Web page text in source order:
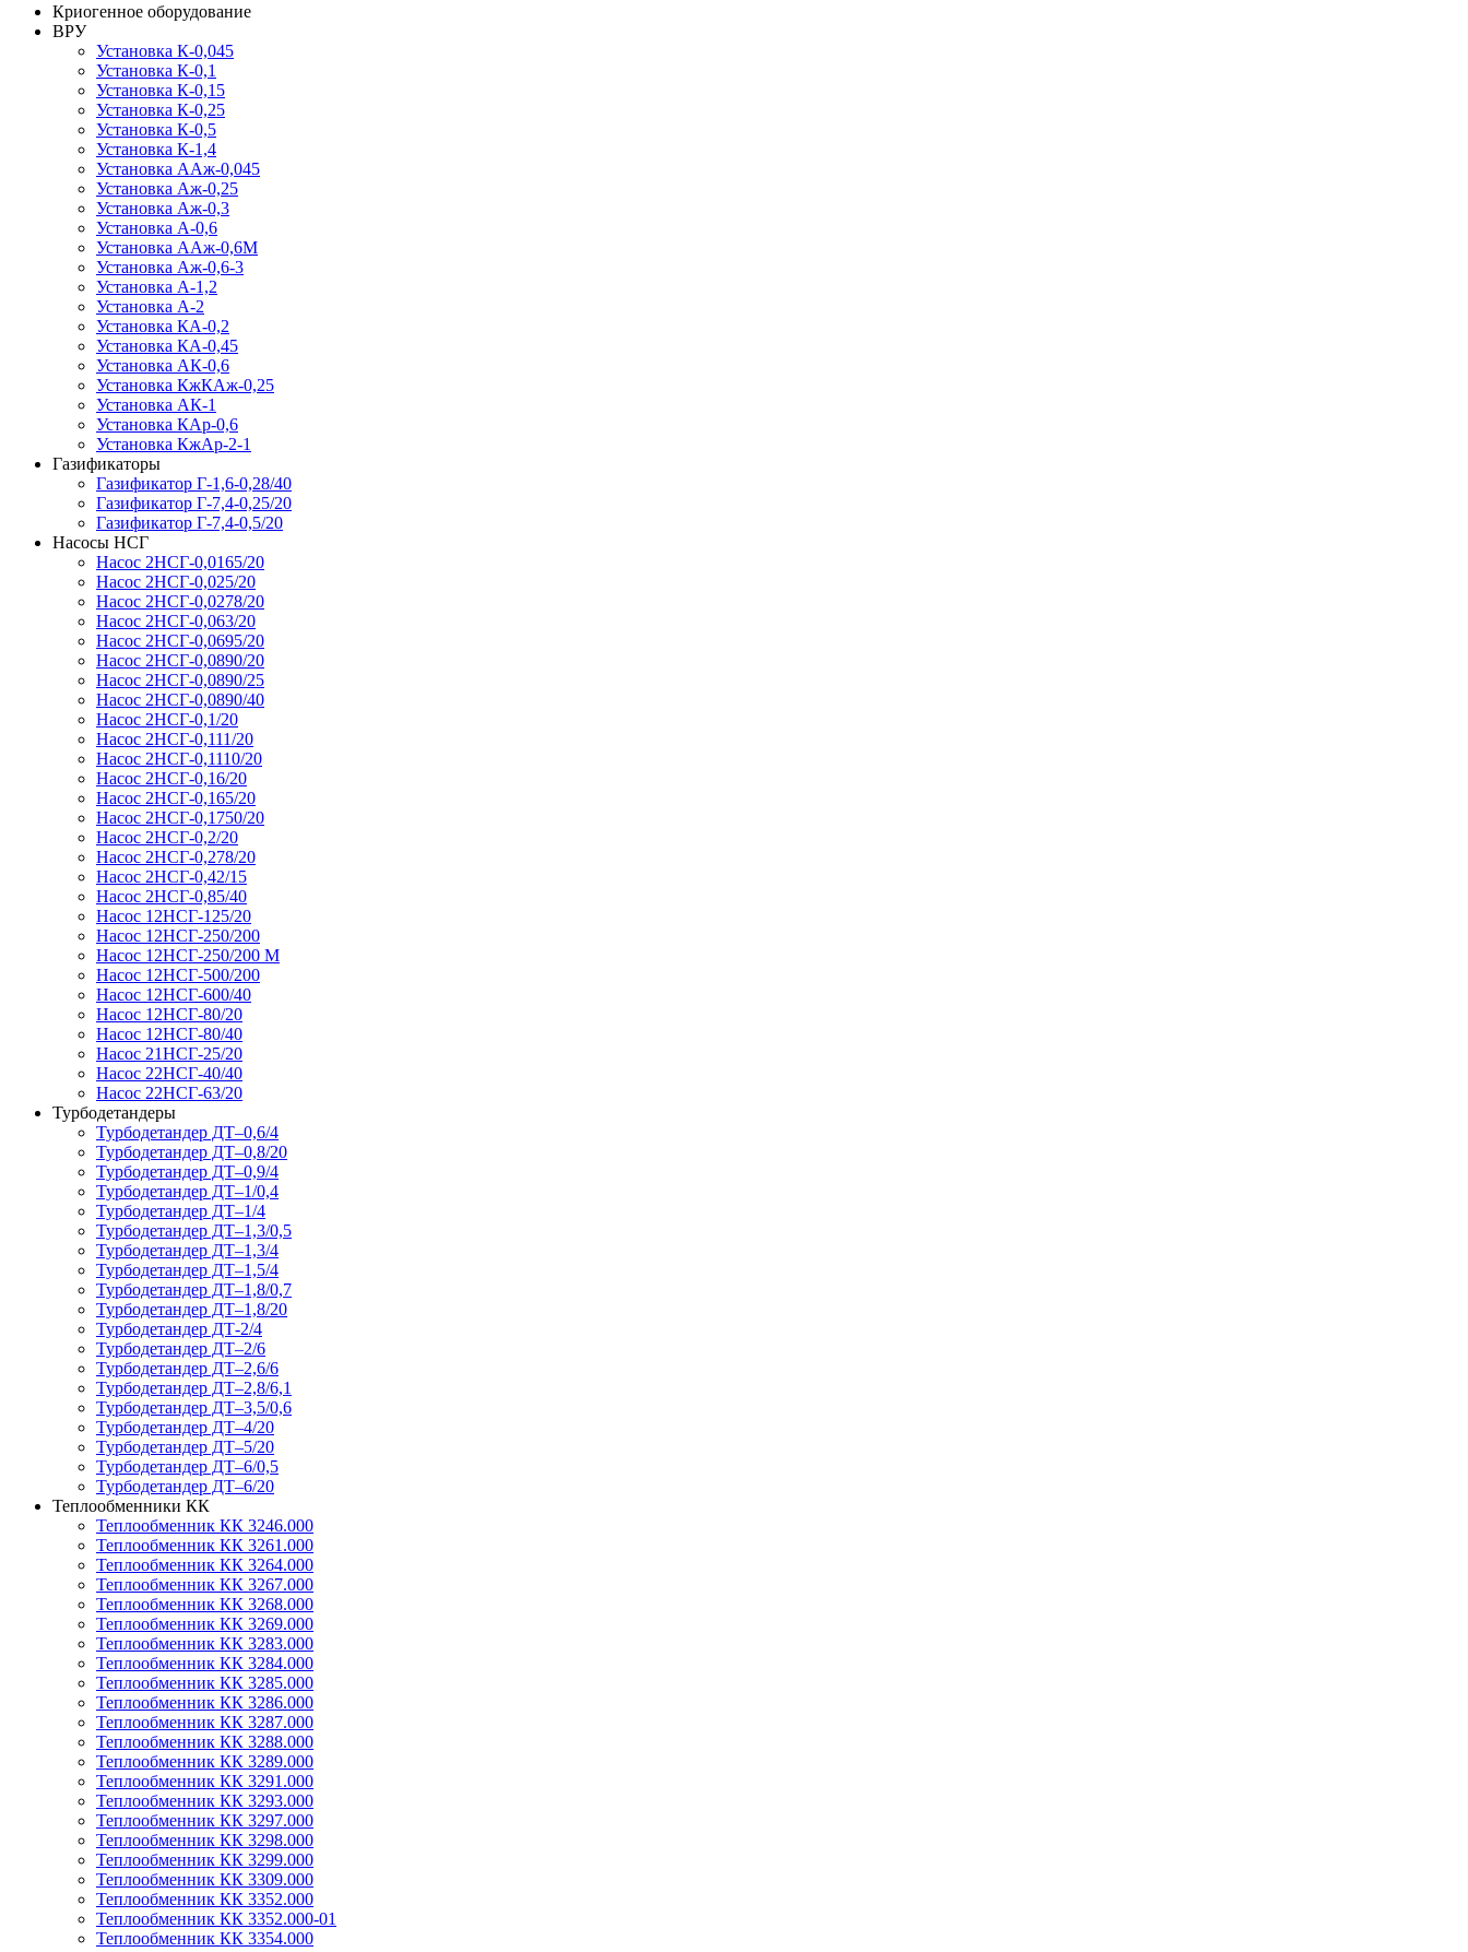
Криогенное оборудование
ВРУ
Установка К-0,045
Установка К-0,1
Установка К-0,15
Установка К-0,25
Установка К-0,5
Установка К-1,4
Установка ААж-0,045
Установка Аж-0,25
Установка Аж-0,3
Установка А-0,6
Установка ААж-0,6М
Установка Аж-0,6-3
Установка А-1,2
Установка А-2
Установка КА-0,2
Установка КА-0,45
Установка АК-0,6
Установка КжКАж-0,25
Установка АК-1
Установка КАр-0,6
Установка КжАр-2-1
Газификаторы
Газификатор Г-1,6-0,28/40
Газификатор Г-7,4-0,25/20
Газификатор Г-7,4-0,5/20
Насосы НСГ
Насос 2НСГ-0,0165/20
Насос 2НСГ-0,025/20
Насос 2НСГ-0,0278/20
Насос 2НСГ-0,063/20
Насос 2НСГ-0,0695/20
Насос 2НСГ-0,0890/20
Насос 2НСГ-0,0890/25
Насос 2НСГ-0,0890/40
Насос 2НСГ-0,1/20
Насос 2НСГ-0,111/20
Насос 2НСГ-0,1110/20
Насос 2НСГ-0,16/20
Насос 2НСГ-0,165/20
Насос 2НСГ-0,1750/20
Насос 2НСГ-0,2/20
Насос 2НСГ-0,278/20
Насос 2НСГ-0,42/15
Насос 2НСГ-0,85/40
Насос 12НСГ-125/20
Насос 12НСГ-250/200
Насос 12НСГ-250/200 М
Насос 12НСГ-500/200
Насос 12НСГ-600/40
Насос 12НСГ-80/20
Насос 12НСГ-80/40
Насос 21НСГ-25/20
Насос 22НСГ-40/40
Насос 22НСГ-63/20
Турбодетандеры
Турбодетандер ДТ–0,6/4
Турбодетандер ДТ–0,8/20
Турбодетандер ДТ–0,9/4
Турбодетандер ДТ–1/0,4
Турбодетандер ДТ–1/4
Турбодетандер ДТ–1,3/0,5
Турбодетандер ДТ–1,3/4
Турбодетандер ДТ–1,5/4
Турбодетандер ДТ–1,8/0,7
Турбодетандер ДТ–1,8/20
Турбодетандер ДТ-2/4
Турбодетандер ДТ–2/6
Турбодетандер ДТ–2,6/6
Турбодетандер ДТ–2,8/6,1
Турбодетандер ДТ–3,5/0,6
Турбодетандер ДТ–4/20
Турбодетандер ДТ–5/20
Турбодетандер ДТ–6/0,5
Турбодетандер ДТ–6/20
Теплообменники КК
Теплообменник КК 3246.000
Теплообменник КК 3261.000
Теплообменник КК 3264.000
Теплообменник КК 3267.000
Теплообменник КК 3268.000
Теплообменник КК 3269.000
Теплообменник КК 3283.000
Теплообменник КК 3284.000
Теплообменник КК 3285.000
Теплообменник КК 3286.000
Теплообменник КК 3287.000
Теплообменник КК 3288.000
Теплообменник КК 3289.000
Теплообменник КК 3291.000
Теплообменник КК 3293.000
Теплообменник КК 3297.000
Теплообменник КК 3298.000
Теплообменник КК 3299.000
Теплообменник КК 3309.000
Теплообменник КК 3352.000
Теплообменник КК 3352.000-01
Теплообменник КК 3354.000